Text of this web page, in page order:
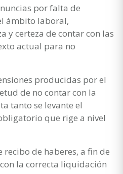
por falta de
ámbito laboral,
y certeza de contar con las
actual para no
producidas por el
de no contar con la
tanto se levante el
que rige a nivel
recibo de haberes, a fin de
la correcta liquidación